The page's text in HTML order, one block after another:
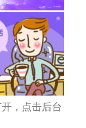
，点击后台